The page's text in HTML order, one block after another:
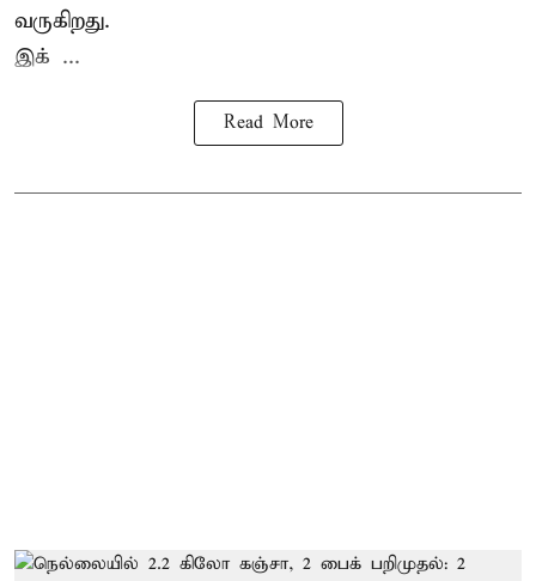
வருகிறது.
இக் ...
Read More